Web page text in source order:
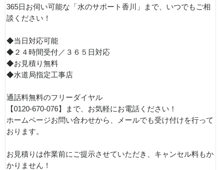
365日お伺い可能な「水のサポート香川」まで、いつでもご相
談ください！
◆当日対応可能
◆２４時間受付／３６５日対応
◆お見積り無料
◆水道局指定工事店
通話料無料のフリーダイヤル
【0120-670-076】まで、お気軽にお電話ください！
ホームページお問い合わせから、メールでも受け付けを行って
おります。
お見積りは作業前にご提示させていただき、キャンセル料もか
かりません！